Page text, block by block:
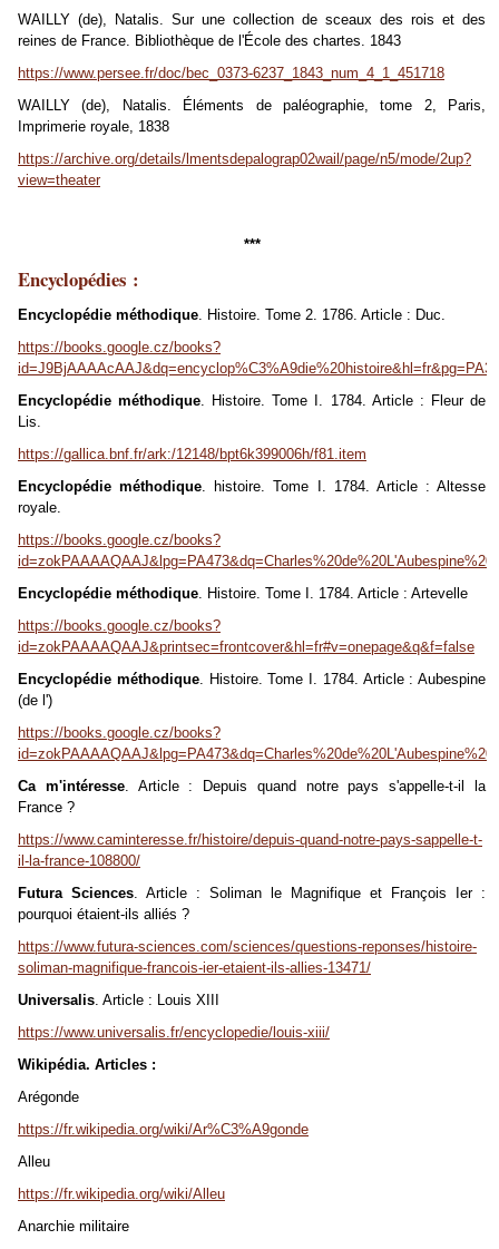
WAILLY (de), Natalis. Sur une collection de sceaux des rois et des
reines de France. Bibliothèque de l'École des chartes. 1843
https://www.persee.fr/doc/bec_0373-6237_1843_num_4_1_451718
WAILLY (de), Natalis. Éléments de paléographie, tome 2, Paris,
Imprimerie royale, 1838
https://archive.org/details/lmentsdepalograp02wail/page/n5/mode/2up?
view=theater
***
Encyclopédies :
Encyclopédie méthodique. Histoire. Tome 2. 1786. Article : Duc.
https://books.google.cz/books?
Encyclopédie méthodique. Histoire. Tome I. 1784. Article : Fleur de
Lis.
https://gallica.bnf.fr/ark:/12148/bpt6k399006h/f81.item
Encyclopédie méthodique. histoire. Tome I. 1784. Article : Altesse
royale.
https://books.google.cz/books?
Encyclopédie méthodique. Histoire. Tome I. 1784. Article : Artevelle
https://books.google.cz/books?
id=zokPAAAAQAAJ&printsec=frontcover&hl=fr#v=onepage&q&f=false
Encyclopédie méthodique. Histoire. Tome I. 1784. Article : Aubespine
(de l')
https://books.google.cz/books?
Ca m'intéresse. Article : Depuis quand notre pays s'appelle-t-il la
France ?
https://www.caminteresse.fr/histoire/depuis-quand-notre-pays-sappelle-t-
il-la-france-108800/
Futura Sciences. Article : Soliman le Magnifique et François Ier :
pourquoi étaient-ils alliés ?
https://www.futura-sciences.com/sciences/questions-reponses/histoire-
soliman-magnifique-francois-ier-etaient-ils-allies-13471/
Universalis. Article : Louis XIII
https://www.universalis.fr/encyclopedie/louis-xiii/
Wikipédia. Articles :
Arégonde
https://fr.wikipedia.org/wiki/Ar%C3%A9gonde
Alleu
https://fr.wikipedia.org/wiki/Alleu
Anarchie militaire